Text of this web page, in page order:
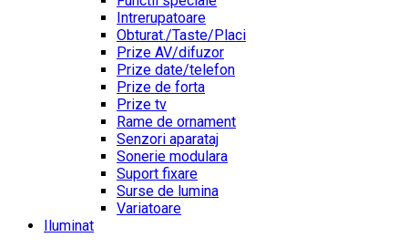
Intrerupatoare
Obturat./Taste/Placi
Prize AV/difuzor
Prize date/telefon
Prize de forta
Prize tv
Rame de ornament
Senzori aparataj
Sonerie modulara
Suport fixare
Surse de lumina
Variatoare
Iluminat